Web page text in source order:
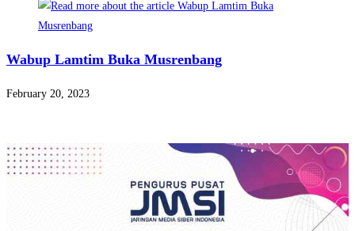
Wabup Lamtim Buka Musrenbang
February 20, 2023